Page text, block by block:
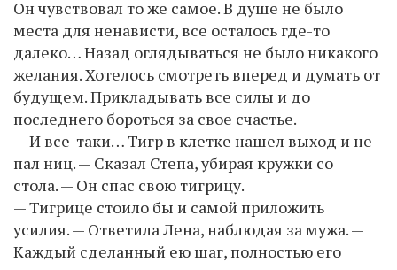
Он чувствовал то же самое. В душе не было
места для ненависти, все осталось где-то
далеко… Назад оглядываться не было никакого
желания. Хотелось смотреть вперед и думать от
будущем. Прикладывать все силы и до
последнего бороться за свое счастье.
— И все-таки… Тигр в клетке нашел выход и не
пал ниц. — Сказал Степа, убирая кружки со
стола. — Он спас свою тигрицу.
— Тигрице стоило бы и самой приложить
усилия. — Ответила Лена, наблюдая за мужа. —
Каждый сделанный ею шаг, полностью его